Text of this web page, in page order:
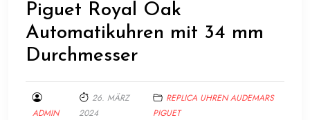
Piguet Royal Oak
Automatikuhren mit 34 mm
Durchmesser
ADMIN
26. MÄRZ
2024
REPLICA UHREN AUDEMARS
PIGUET